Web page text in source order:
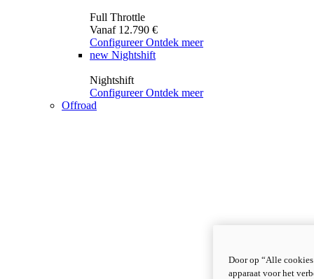
Full Throttle
Vanaf 12.790 €
Configureer Ontdek meer
new Nightshift
Nightshift
Configureer Ontdek meer
Offroad
Door op “Alle
apparaat voor het